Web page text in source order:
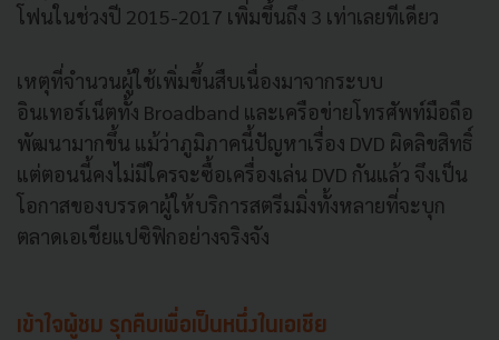
โฟนในช่วงปี 2015-2017 เพิ่มขึ้นถึง 3 เท่าเลยทีเดียว
เหตุที่จำนวนผู้ใช้เพิ่มขึ้นสืบเนื่องมาจากระบบ
อินเทอร์เน็ตทั้ง Broadband และเครือข่ายโทรศัพท์มือถือ
พัฒนามากขึ้น แม้ว่าภูมิภาคนี้ปัญหาเรื่อง DVD ผิดลิขสิทธิ์
แต่ตอนนี้คงไม่มีใครจะซื้อเครื่องเล่น DVD กันแล้ว จึงเป็น
โอกาสของบรรดาผู้ให้บริการสตรีมมิ่งทั้งหลายที่จะบุก
ตลาดเอเชียแปซิฟิกอย่างจริงจัง
เข้าใจผู้ชม รุกคืบเพื่อเป็นหนึ่งในเอเชีย